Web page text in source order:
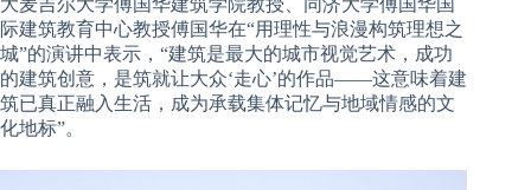
际建筑教育中心教授傅国华在“用理性与浪漫构筑理想之
城”的演讲中表示，“建筑是最大的城市视觉艺术，成功
的建筑创意，是筑就让大众‘走心’的作品——这意味着建
筑已真正融入生活，成为承载集体记忆与地域情感的文
化地标”。